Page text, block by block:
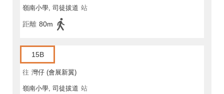
嶺南小學, 司徒拔道 站
距離 80m
15B
往 灣仔 (會展新翼)
嶺南小學, 司徒拔道 站